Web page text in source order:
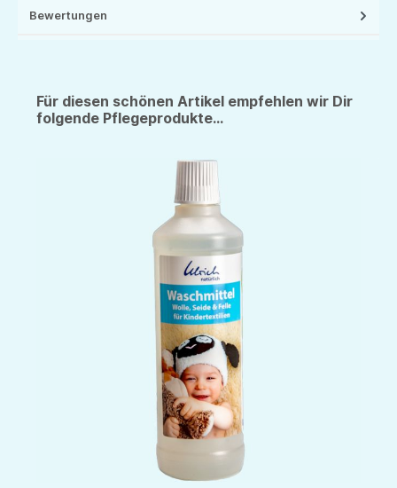
Bewertungen
Für diesen schönen Artikel empfehlen wir Dir
folgende Pflegeprodukte...